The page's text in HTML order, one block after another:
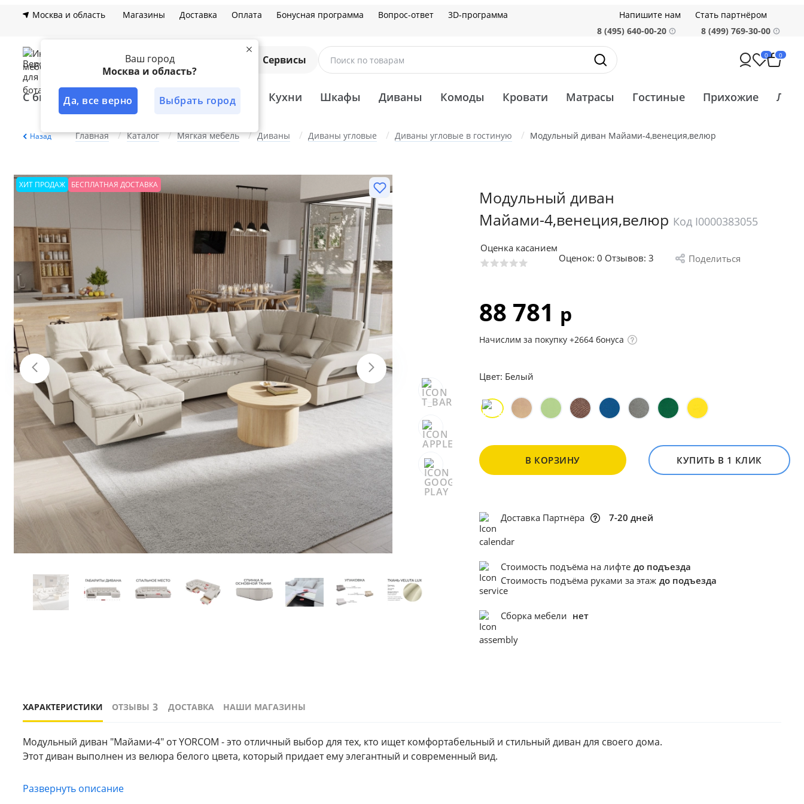
Ваш город
Москва и область?
Да, все верно Выбрать город
Москва и область Магазины Доставка Оплата Бонусная программа Вопрос-ответ 3D-программа Напишите нам
Стать партнёром
8 (495) 640-00-20
8 (499) 769-30-00
Сервисы Поиск по товарам 0 0
С быстрой доставкой Лучшее решение Кухни Шкафы Диваны Комоды Кровати Матрасы Гостиные Прихожие
Назад Главная Каталог Мягкая мебель Диваны Диваны угловые Диваны угловые в гостиную Модульный диван Майами-4,венеция,велюр
ХИТ ПРОДАЖ БЕСПЛАТНАЯ ДОСТАВКА
Модульный диван
Майами-4,венеция,велюр Код I0000383055
Оценка касанием
Оценок: 0 Отзывов: 3 Поделиться
88 781 р
Начислим за покупку +2664 бонуса
Цвет: Белый
В КОРЗИНУ КУПИТЬ В 1 КЛИК
Доставка Партнёра 7-20 дней
Стоимость подъёма на лифте до подъезда
Стоимость подъёма руками за этаж до подъезда
Сборка мебели нет
ХАРАКТЕРИСТИКИ ОТЗЫВЫ 3 ДОСТАВКА НАШИ МАГАЗИНЫ
Модульный диван "Майами-4" от YORCOM - это отличный выбор для тех, кто ищет комфортабельный и стильный диван для своего дома.
Этот диван выполнен из велюра белого цвета, который придает ему элегантный и современный вид.
Развернуть описание